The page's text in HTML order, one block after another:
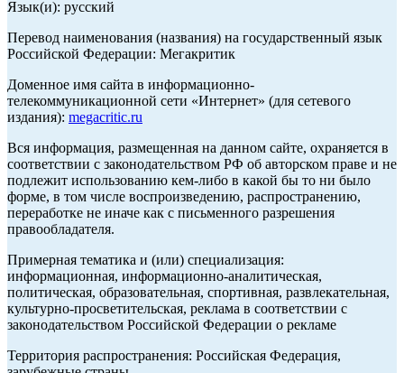
Язык(и): русский
Перевод наименования (названия) на государственный язык
Российской Федерации: Мегакритик
Доменное имя сайта в информационно-
телекоммуникационной сети «Интернет» (для сетевого
издания): megacritic.ru
Вся информация, размещенная на данном сайте, охраняется в
соответствии с законодательством РФ об авторском праве и не
подлежит использованию кем-либо в какой бы то ни было
форме, в том числе воспроизведению, распространению,
переработке не иначе как с письменного разрешения
правообладателя.
Примерная тематика и (или) специализация:
информационная, информационно-аналитическая,
политическая, образовательная, спортивная, развлекательная,
культурно-просветительская, реклама в соответствии с
законодательством Российской Федерации о рекламе
Территория распространения: Российская Федерация,